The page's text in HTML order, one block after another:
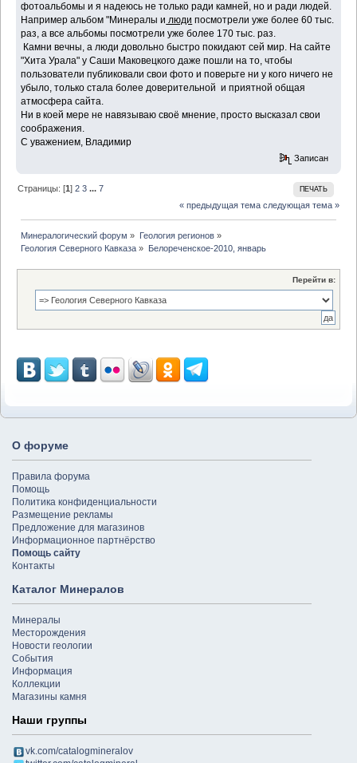
фотоальбомы и я надеюсь не только ради камней, но и ради людей.
Например альбом "Минералы и люди посмотрели уже более 60 тыс.
раз, а все альбомы посмотрели уже более 170 тыс. раз.
Камни вечны, а люди довольно быстро покидают сей мир. На сайте
"Хита Урала" у Саши Маковецкого даже пошли на то, чтобы
пользователи публиковали свои фото и поверьте ни у кого ничего не
убыло, только стала более доверительной и приятной общая
атмосфера сайта.
Ни в коей мере не навязываю своё мнение, просто высказал свои
соображения.
С уважением, Владимир
Записан
ПЕЧАТЬ
Страницы: [1]2 3 ...7
« предыдущая тема следующая тема »
Минералогический форум » Геология регионов»
Геология Северного Кавказа » Белореченское-2010, январь
Перейти в:
О форуме
Правила форума
Помощь
Политика конфиденциальности
Размещение рекламы
Предложение для магазинов
Информационное партнёрство
Помощь сайту
Контакты
Каталог Минералов
Минералы
Месторождения
Новости геологии
События
Информация
Коллекции
Магазины камня
Наши группы
vk.com/catalogmineralov